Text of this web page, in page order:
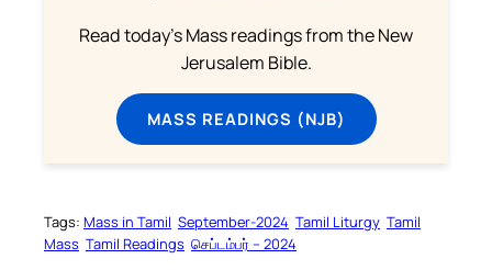
Read today's Mass readings from the New
Jerusalem Bible.
MASS READINGS (NJB)
Tags: Mass in Tamil September-2024 Tamil Liturgy Tamil
Mass Tamil Readings செப்டம்பர் – 2024